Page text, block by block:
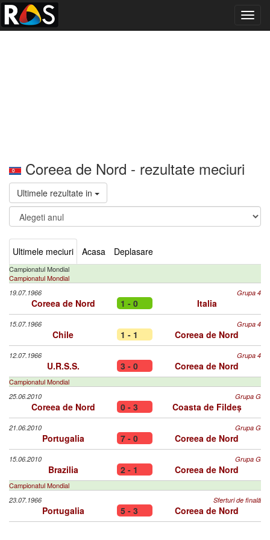
Coreea de Nord - rezultate meciuri
Ultimele rezultate in
Ultimele meciuri Acasa Deplasare
Campionatul Mondial
Campionatul Mondial
19.07.1966 Grupa 4
Coreea de Nord 1 - 0 Italia
15.07.1966 Grupa 4
Chile 1 - 1 Coreea de Nord
12.07.1966 Grupa 4
U.R.S.S. 3 - 0 Coreea de Nord
Campionatul Mondial
25.06.2010 Grupa G
Coreea de Nord 0 - 3 Coasta de Fildeș
21.06.2010 Grupa G
Portugalia 7 - 0 Coreea de Nord
15.06.2010 Grupa G
Brazilia 2 - 1 Coreea de Nord
Campionatul Mondial
23.07.1966 Sferturi de finală
Portugalia 5 - 3 Coreea de Nord